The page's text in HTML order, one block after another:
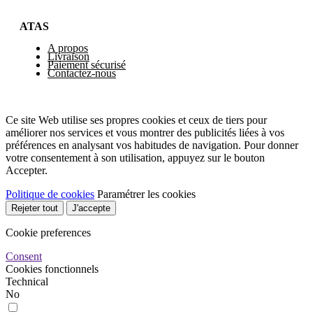
ATAS
A propos
Livraison
Paiement sécurisé
Contactez-nous
Ce site Web utilise ses propres cookies et ceux de tiers pour
améliorer nos services et vous montrer des publicités liées à vos
préférences en analysant vos habitudes de navigation. Pour donner
votre consentement à son utilisation, appuyez sur le bouton
Accepter.
Politique de cookies Paramétrer les cookies
Rejeter tout J'accepte
Cookie preferences
Consent
Cookies fonctionnels
Technical
No